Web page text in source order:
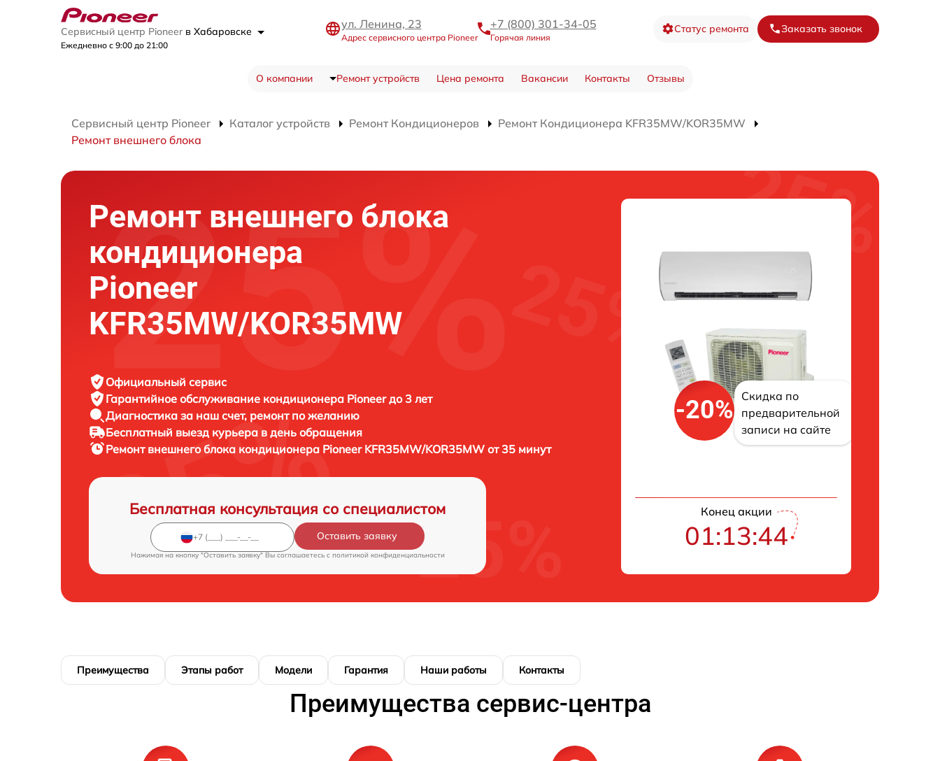
Сервисный центр Pioneer в Хабаровске
Ежедневно с 9:00 до 21:00
ул. Ленина, 23
Адрес сервисного центра Pioneer
+7 (800) 301-34-05
Горячая линия
Статус ремонта Заказать звонок
О компании Ремонт устройств Цена ремонта Вакансии Контакты Отзывы
Сервисный центр Pioneer Каталог устройств Ремонт Кондиционеров
Ремонт Кондиционера KFR35MW/KOR35MW
Ремонт внешнего блока
Ремонт внешнего блока
кондиционера
Pioneer
KFR35MW/KOR35MW
Официальный сервис
Гарантийное обслуживание кондиционера Pioneer до 3 лет
Диагностика за наш счет, ремонт по желанию
Бесплатный выезд курьера в день обращения
Ремонт внешнего блока кондиционера Pioneer KFR35MW/KOR35MW от 35 минут
Бесплатная консультация со специалистом
Оставить заявку
Нажимая на кнопку "Оставить заявку" Вы соглашаетесь c политикой конфиденциальности
-20%
Скидка по
предварительной
записи на сайте
Конец акции
01:13:43
Преимущества Этапы работ Модели Гарантия Наши работы Контакты
Преимущества сервис-центра